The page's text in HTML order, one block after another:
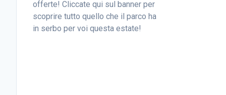
offerte! Cliccate qui sul banner per
scoprire tutto quello che il parco ha
in serbo per voi questa estate!